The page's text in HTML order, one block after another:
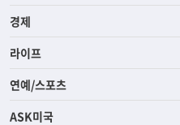
경제
라이프
연예/스포츠
ASK미국